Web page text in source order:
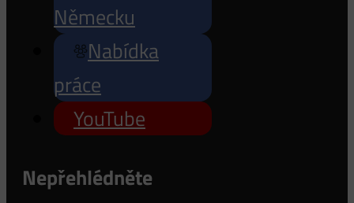
Německu
Nabídka
práce
YouTube
Nepřehlédněte